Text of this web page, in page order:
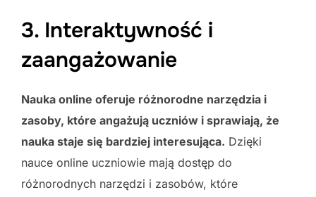
3. Interaktywność i
zaangażowanie
Nauka online oferuje różnorodne narzędzia i
zasoby, które angażują uczniów i sprawiają, że
nauka staje się bardziej interesująca. Dzięki
nauce online uczniowie mają dostęp do
różnorodnych narzędzi i zasobów, które